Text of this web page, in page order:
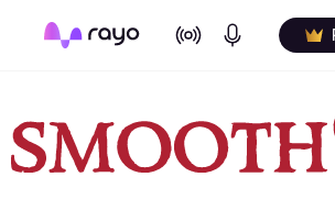
On Air Podcasts